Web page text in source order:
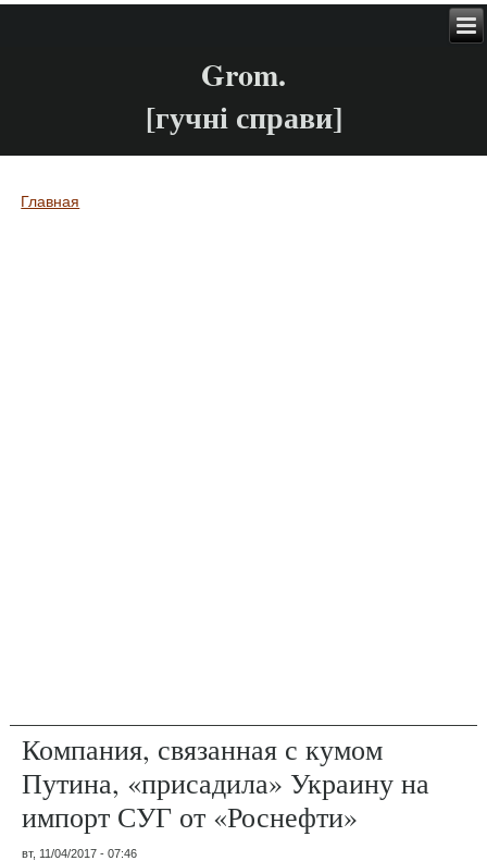
Grom.
[гучні справи]
Вы здесь
Главная
Компания, связанная с кумом
Путина, «присадила» Украину на
импорт СУГ от «Роснефти»
вт, 11/04/2017 - 07:46